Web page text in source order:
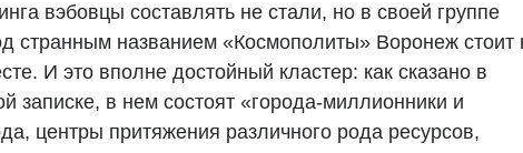
вэбовцы составлять не стали, но в своей группе
странным названием «Космополиты» Воронеж стоит
И это вполне достойный кластер: как сказано в
записке, в нем состоят «города-миллионники и
центры притяжения различного рода ресурсов,